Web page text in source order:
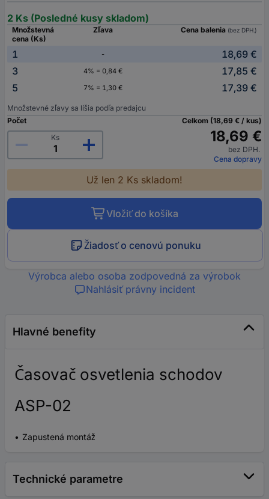
2 Ks (Posledné kusy skladom)
Množstevná
cena (Ks)
Zľava Cena balenia (bez DPH.)
1 -
18,69 €
3
4% = 0,84 €
17,85 €
5
7% = 1,30 € 17,39 €
Množstevné zľavy sa líšia podľa predajcu
Počet
Ks
Celkom (18,69 € / kus)
18,69 €
bez DPH.
Cena dopravy
Už len 2 Ks skladom!
Vložiť do košíka
Žiadosť o cenovú ponuku
Výrobca alebo osoba zodpovedná za výrobok
Nahlásiť právny incident
Hlavné benefity
Časovač osvetlenia schodov
ASP-02
Zapustená montáž
Technické parametre